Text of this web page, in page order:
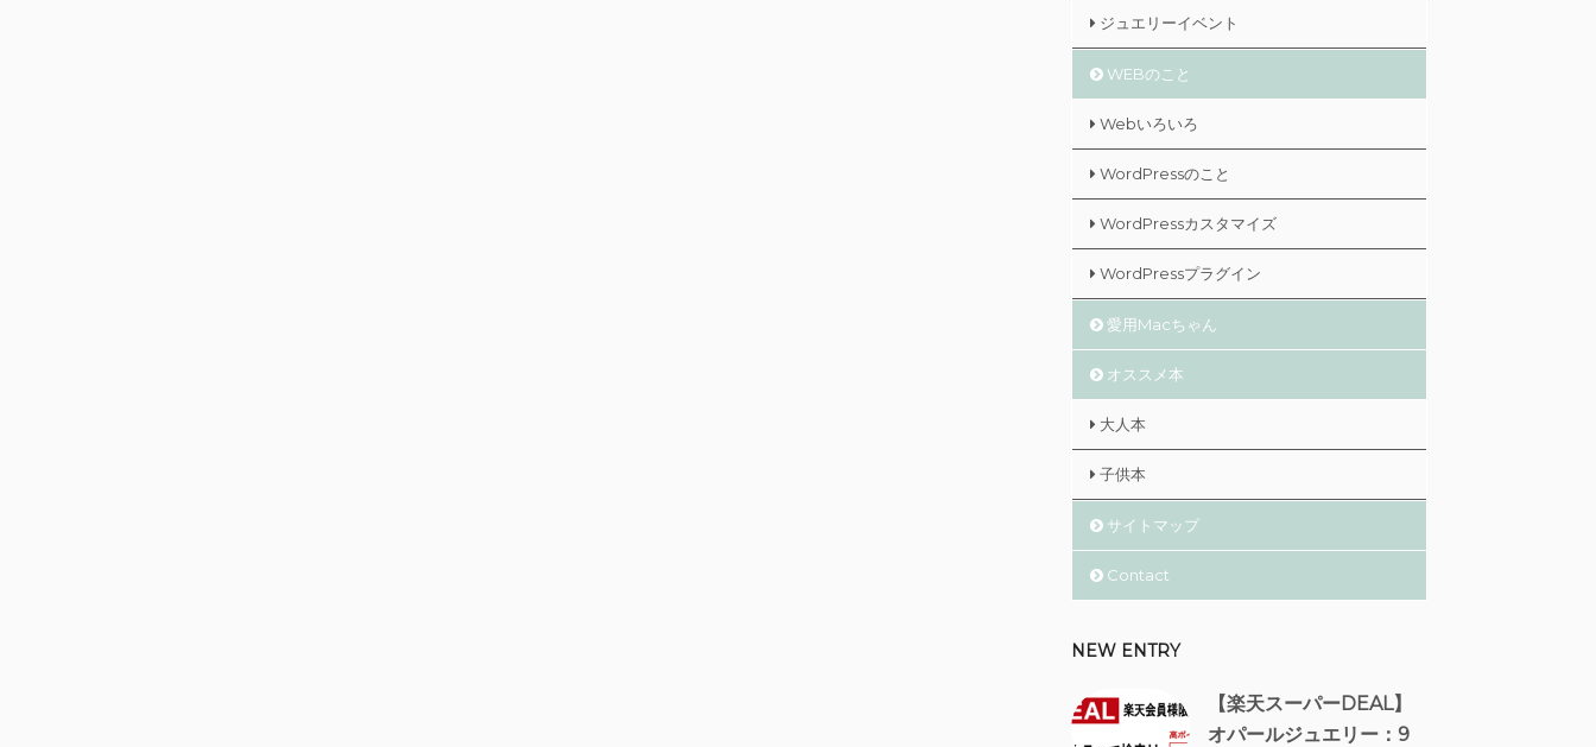
ジュエリーイベント
WEBのこと
Webいろいろ
WordPressのこと
WordPressカスタマイズ
WordPressプラグイン
愛用Macちゃん
オススメ本
大人本
子供本
サイトマップ
Contact
NEW ENTRY
【楽天スーパーDEAL】
オパールジュエリー：9